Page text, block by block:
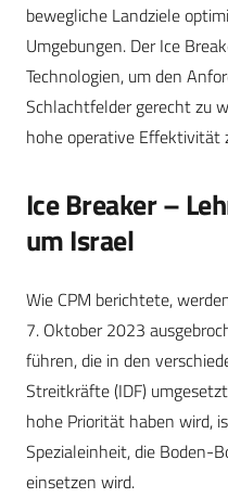
bewegliche Landziele
Umgebungen. Der Ice
Technologien, um den
Schlachtfelder gerecht zu
hohe operative Effektivität
Ice Breaker –
um Israel
Wie CPM berichtete,
7. Oktober 2023
führen, die in den
Streitkräfte (IDF)
hohe Priorität haben wird,
Spezialeinheit, die Boden-
einsetzen wird.